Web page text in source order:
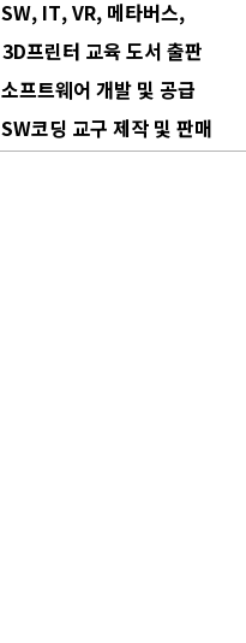
SW, IT, VR, 메타버스,
3D프린터 교육 도서 출판
소프트웨어 개발 및 공급
SW코딩 교구 제작 및 판매